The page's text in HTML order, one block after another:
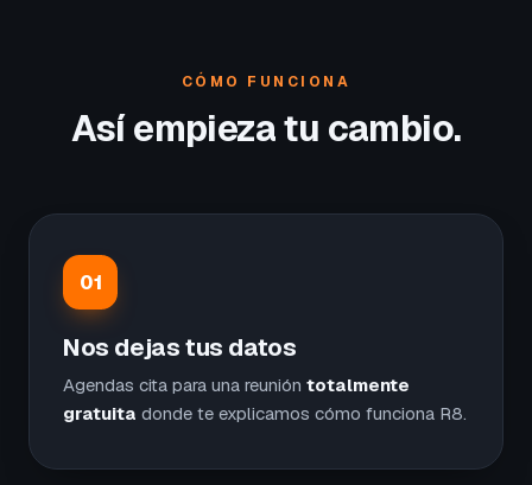
CÓMO FUNCIONA
Así empieza tu cambio.
01
Nos dejas tus datos
Agendas cita para una reunión totalmente
gratuita donde te explicamos cómo funciona R8.